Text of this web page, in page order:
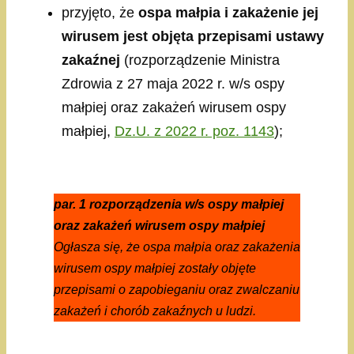
przyjęto, że ospa małpia i zakażenie jej
wirusem jest objęta przepisami ustawy
zakaźnej (rozporządzenie Ministra
Zdrowia z 27 maja 2022 r. w/s ospy
małpiej oraz zakażeń wirusem ospy
małpiej, Dz.U. z 2022 r. poz. 1143);
par. 1 rozporządzenia w/s ospy małpiej
oraz zakażeń wirusem ospy małpiej
Ogłasza się, że ospa małpia oraz zakażenia
wirusem ospy małpiej zostały objęte
przepisami o zapobieganiu oraz zwalczaniu
zakażeń i chorób zakaźnych u ludzi.